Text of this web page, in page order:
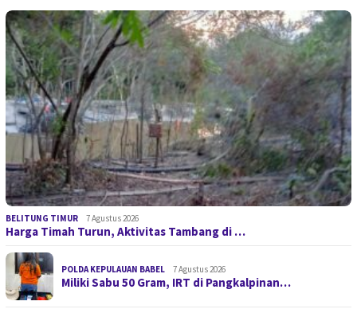
BELITUNG TIMUR 7 Agustus 2026
Harga Timah Turun, Aktivitas Tambang di …
POLDA KEPULAUAN BABEL 7 Agustus 2026
Miliki Sabu 50 Gram, IRT di Pangkalpinan…